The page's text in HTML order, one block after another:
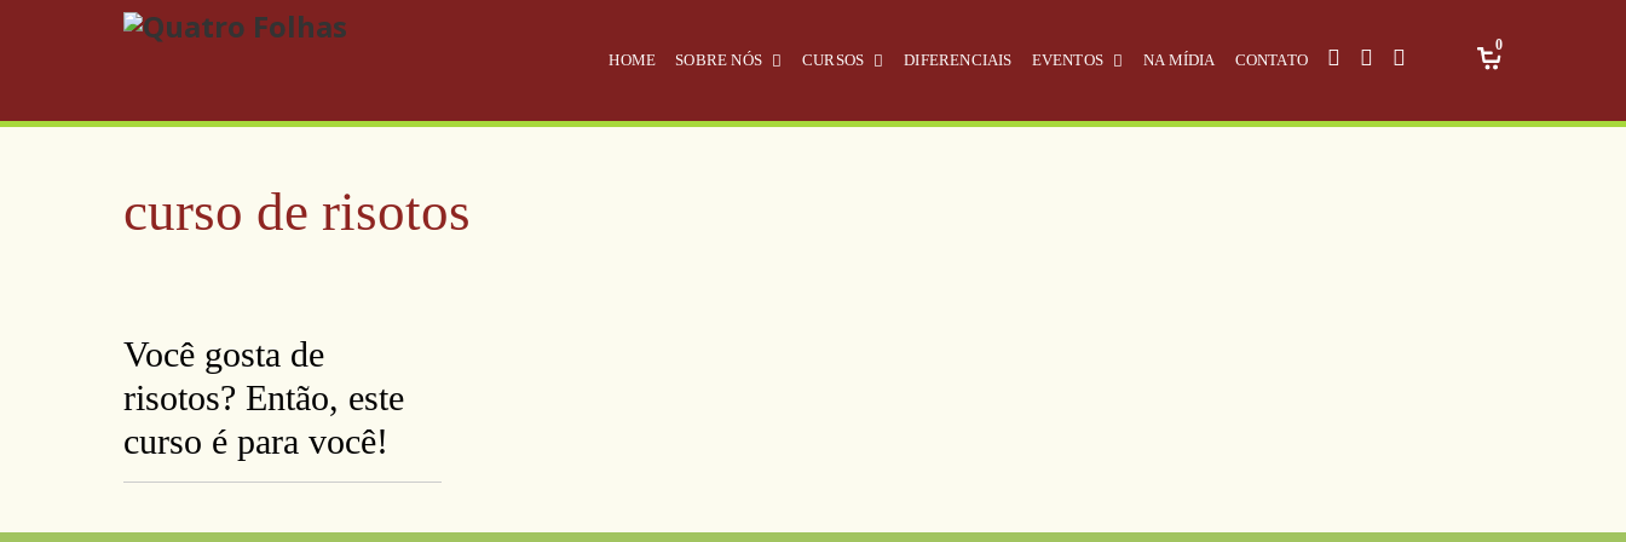
0
HOME SOBRE NÓS CURSOS DIFERENCIAIS EVENTOS NA MÍDIA CONTATO
curso de risotos
Você gosta de
risotos? Então, este
curso é para você!